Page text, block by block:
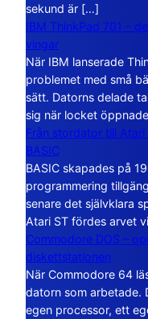
sekund är […]
IBM ThinkPad 701 –
vingar
När IBM lanserade
problemet med små
sätt. Datorns delade
sig när locket
Från stordator till Atari
BASIC
BASIC skapades på
programmering
senare det självklara
Atari ST fördes arvet
Commodore DOS –
diskettstationen
När Commodore 64
datorn som arbetade.
egen processor, ett